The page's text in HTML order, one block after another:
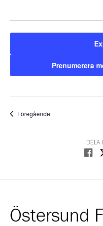
datum.
Prenumerera
Föregående
DELA
Dela
Östersund